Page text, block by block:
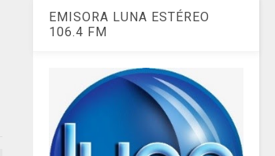
EMISORA LUNA ESTÉREO
106.4 FM